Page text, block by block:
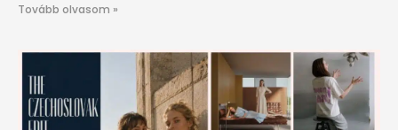
Tovább olvasom »